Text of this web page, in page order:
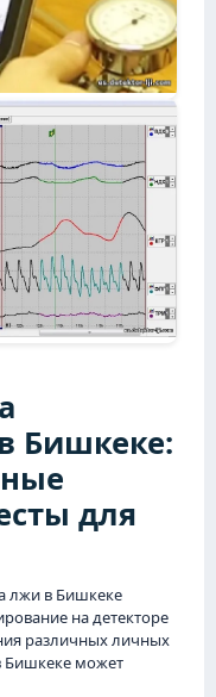
Бишкеке:
для
лжи в Бишкеке
на детекторе
различных личных
Бишкеке может